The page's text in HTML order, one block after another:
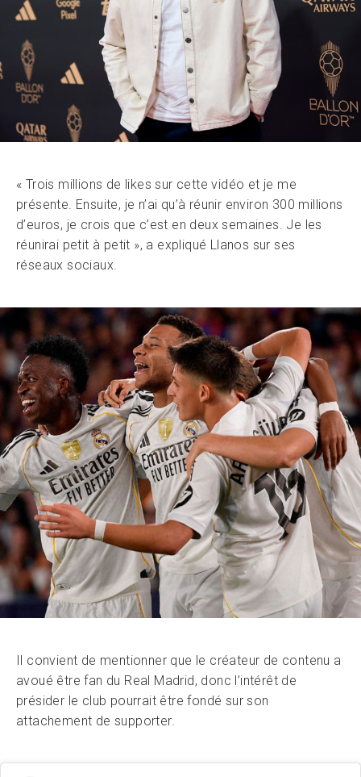
« Trois millions de likes sur cette vidéo et je me
présente. Ensuite, je n’ai qu’à réunir environ 300 millions
d’euros, je crois que c’est en deux semaines. Je les
réunirai petit à petit », a expliqué Llanos sur ses
réseaux sociaux.
Il convient de mentionner que le créateur de contenu a
avoué être fan du Real Madrid, donc l’intérêt de
présider le club pourrait être fondé sur son
attachement de supporter.